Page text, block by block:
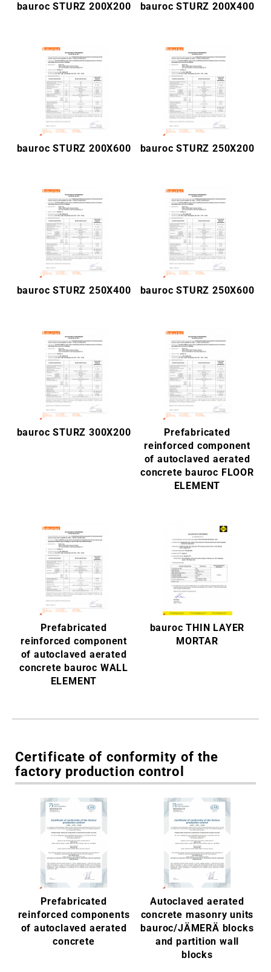
bauroc STURZ 200X200 bauroc STURZ 200X400
bauroc STURZ 200X600 bauroc STURZ 250X200
bauroc STURZ 250X400 bauroc STURZ 250X600
bauroc STURZ 300X200
Prefabricated
reinforced component
of autoclaved aerated
concrete bauroc FLOOR
ELEMENT
Prefabricated
reinforced component
of autoclaved aerated
concrete bauroc WALL
ELEMENT
bauroc THIN LAYER
MORTAR
Certificate of conformity of the
factory production control
Prefabricated
reinforced components
of autoclaved aerated
concrete
Autoclaved aerated
concrete masonry units
bauroc/JÄMERÄ blocks
and partition wall
blocks